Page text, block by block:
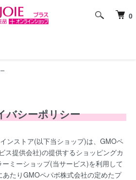
0
バシーポリシー
ンストア(以下当ショップ)は、 GMOペ
ス提供会社)の提供するショッピングカ
ーミーショップ(当サービス)を利用して
たりGMOペパボ株式会社の定めたプ